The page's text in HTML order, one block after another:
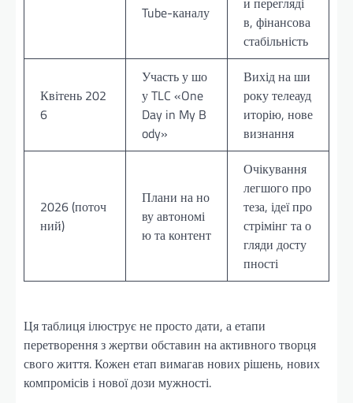
Tube-каналу
в, фінансова
стабільність
Квітень 202
6
Участь у шо
у TLC «One
Day in My B
ody»
Вихід на ши
року телеауд
иторію, нове
визнання
2026 (поточ
ний)
Плани на но
ву автономі
ю та контент
Очікування
легшого про
теза, ідеї про
стрімінг та о
гляди досту
пності
Ця таблиця ілюструє не просто дати, а етапи
перетворення з жертви обставин на активного творця
свого життя. Кожен етап вимагав нових рішень, нових
компромісів і нової дози мужності.